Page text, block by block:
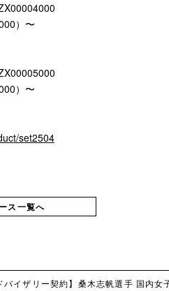
）〜
）〜
set2504
ス一覧へ
バイザリー契約】桑木志帆選手 国内